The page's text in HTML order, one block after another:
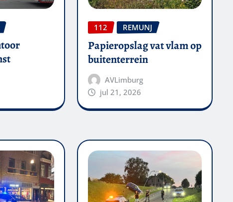
112 REMUNJ
Papieropslag vat vlam op
buitenterrein
AVLimburg
jul 21, 2026